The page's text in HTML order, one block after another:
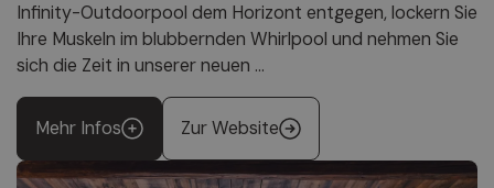
Infinity-Outdoorpool dem Horizont entgegen, lockern Sie
Ihre Muskeln im blubbernden Whirlpool und nehmen Sie
sich die Zeit in unserer neuen ...
Mehr Infos Zur Website